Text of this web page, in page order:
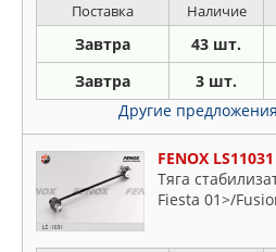
11- передняя,
Поставка Наличие
Завтра 43 шт.
Завтра 3 шт.
Другие
FENOX LS11031
Тяга
Fiesta 01>/